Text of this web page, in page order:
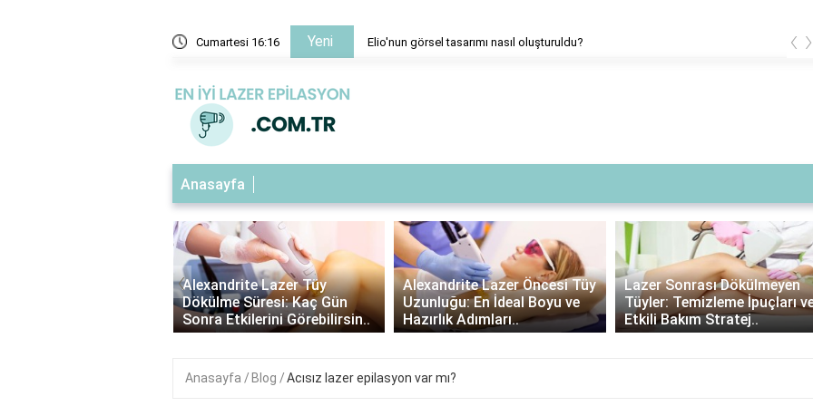
Cumartesi 16:16 Yeni
Elio'nun görsel tasarımı nasıl oluşturuldu? Elio'nun görsel tasarımı nasıl ‹ ›
Anasayfa
Alexandrite Lazer Tüy
Dökülme Süresi: Kaç Gün
Sonra Etkilerini Görebilirsin..
Alexandrite Lazer Öncesi Tüy
Uzunluğu: En İdeal Boyu ve
Hazırlık Adımları..
Lazer Sonrası Dökülmeyen
Tüyler: Temizleme İpuçları ve
Etkili Bakım Stratej..
‹
Anasayfa Blog Acısız lazer epilasyon var mı?